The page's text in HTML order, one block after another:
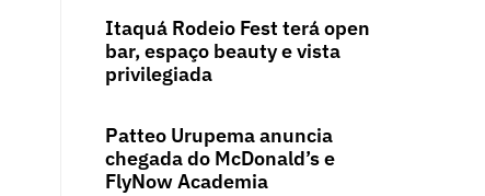
Itaquá Rodeio Fest terá open
bar, espaço beauty e vista
privilegiada
Patteo Urupema anuncia
chegada do McDonald’s e
FlyNow Academia